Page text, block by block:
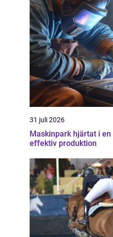
31 juli 2026
Maskinpark hjärtat i en
effektiv produktion